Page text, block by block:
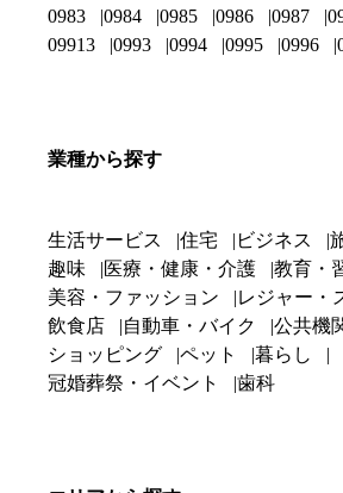
0983
0984 0985 0986 0987
09913
0993 0994 0995 0996
業種から探す
生活サービス 住宅 ビジネス
趣味
医療・健康・介護
教育・
美容・ファッション
レジャー・
飲食店
自動車・バイク
公共機
ショッピング
ペット
暮らし
冠婚葬祭・イベント
歯科